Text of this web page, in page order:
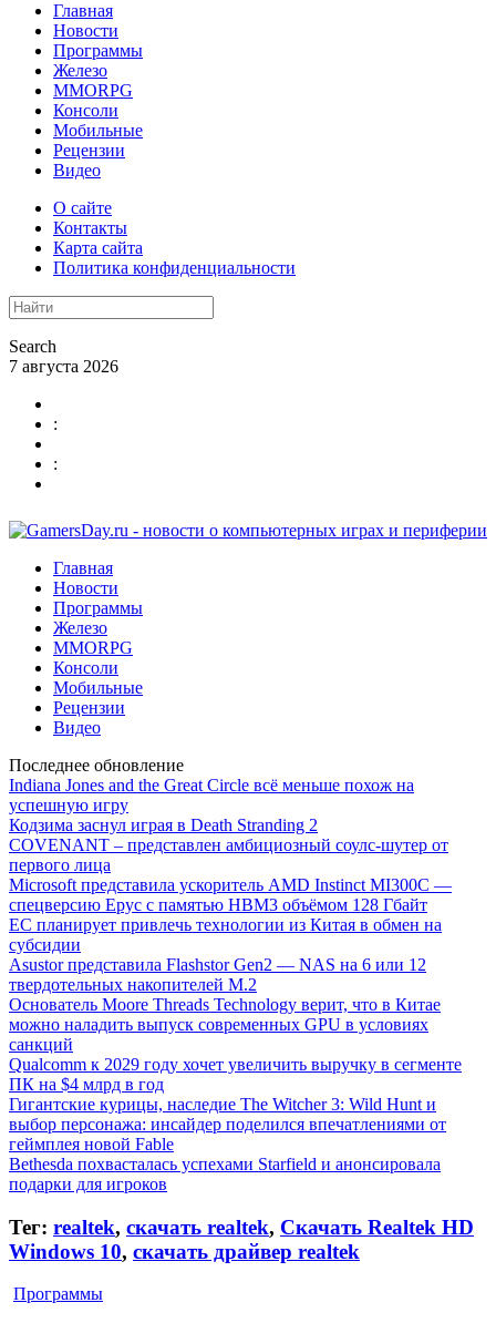
Главная
Новости
Программы
Железо
MMORPG
Консоли
Мобильные
Рецензии
Видео
О сайте
Контакты
Карта сайта
Политика конфиденциальности
Search
7 августа 2026
:
:
Главная
Новости
Программы
Железо
MMORPG
Консоли
Мобильные
Рецензии
Видео
Последнее обновление
Indiana Jones and the Great Circle всё меньше похож на
успешную игру
Кодзима заснул играя в Death Stranding 2
COVENANT – представлен амбициозный соулс-шутер от
первого лица
Microsoft представила ускоритель AMD Instinct MI300C —
спецверсию Epyc с памятью HBM3 объёмом 128 Гбайт
ЕС планирует привлечь технологии из Китая в обмен на
субсидии
Asustor представила Flashstor Gen2 — NAS на 6 или 12
твердотельных накопителей M.2
Основатель Moore Threads Technology верит, что в Китае
можно наладить выпуск современных GPU в условиях
санкций
Qualcomm к 2029 году хочет увеличить выручку в сегменте
ПК на $4 млрд в год
Гигантские курицы, наследие The Witcher 3: Wild Hunt и
выбор персонажа: инсайдер поделился впечатлениями от
геймплея новой Fable
Bethesda похвасталась успехами Starfield и анонсировала
подарки для игроков
Тег: realtek, скачать realtek, Скачать Realtek HD
Windows 10, скачать драйвер realtek
Программы